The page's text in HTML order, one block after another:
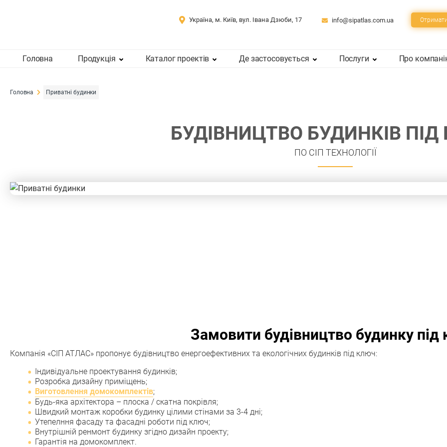
Україна, м. Київ, вул. Івана Дзюби, 17 info@sipatlas.com.ua
Головна Продукція Каталог проектів Де застосовується Послуги Про
Головна Приватні будинки
БУДІВНИЦТВО БУДИНКІВ
ПО СIП ТЕХНОЛОГIЇ
Замовити будівництво будинку під
Компанія «СІП АТЛАС» пропонує будівництво енергоефективних та екологічних будинків під ключ:
Індивідуальне проектування будинків;
Розробка дизайну приміщень;
Виготовлення домокомплектів;
Будь-яка архітектора – плоска / скатна покрівля;
Швидкий монтаж коробки будинку цілими стінами за 3-4 дні;
Утепелння фасаду та фасадні роботи під ключ;
Внутрішній ренмонт будинку згідно дизайн проекту;
Гарантія на домокомплект.